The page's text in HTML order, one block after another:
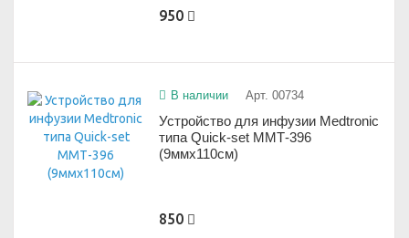
950
В наличии Арт. 00734
Устройство для инфузии Medtronic
типа Quick-set ММТ-396
(9ммx110см)
850